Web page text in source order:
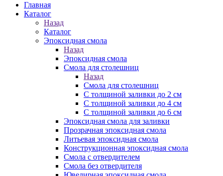
Главная
Каталог
Назад
Каталог
Эпоксидная смола
Назад
Эпоксидная смола
Смола для столешниц
Назад
Смола для столешниц
С толщиной заливки до 2 см
С толщиной заливки до 4 см
С толщиной заливки до 6 см
Эпоксидная смола для заливки
Прозрачная эпоксидная смола
Литьевая эпоксидная смола
Конструкционная эпоксидная смола
Смола с отвердителем
Смола без отвердителя